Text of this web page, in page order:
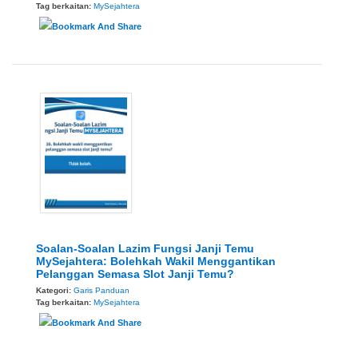
Tag berkaitan: MySejahtera
Soalan-Soalan Lazim Fungsi Janji Temu
MySejahtera: Bolehkah Wakil Menggantikan
Pelanggan Semasa Slot Janji Temu?
Kategori: Garis Panduan
Tag berkaitan: MySejahtera